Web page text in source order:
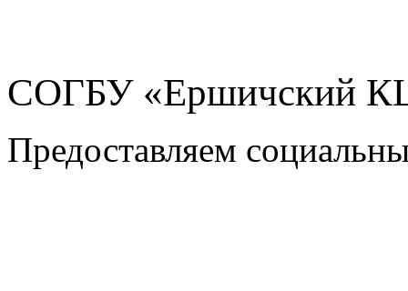
СОГБУ «Ершичский
Предоставляем